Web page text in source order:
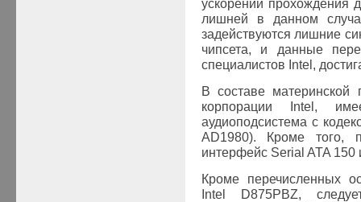
ускорении прохождения
лишней в данном
задействуются лишние
чипсета, и данные
специалистов Intel,
В составе материнской
корпорации Intel,
аудиоподсистема с
AD1980). Кроме того,
интерфейс Serial ATA 150
Кроме перечисленных
Intel D875PBZ,